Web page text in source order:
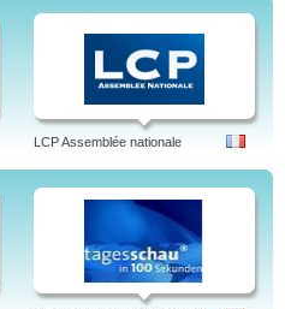
LCP Assemblée nationale